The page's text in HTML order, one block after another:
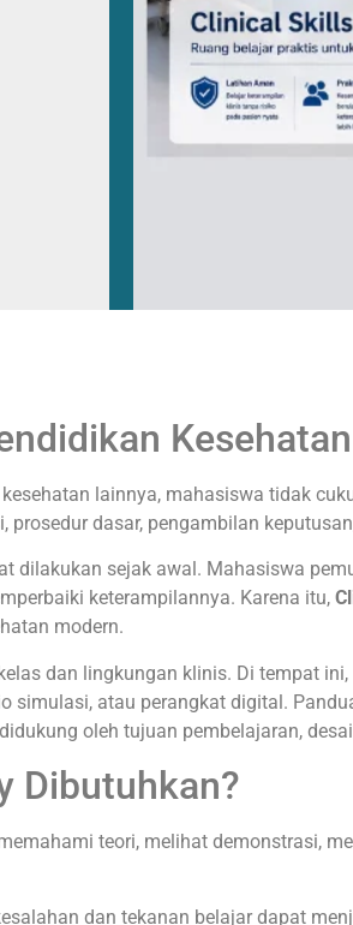
lainnya, mahasiswa tidak
dasar, pengambilan
dilakukan sejak awal. Mahasiswa
keterampilannya. Karena itu,
modern.
dan lingkungan klinis. Di tempat
atau perangkat digital.
oleh tujuan pembelajaran,
Dibutuhkan?
teori, melihat demonstrasi,
dan tekanan belajar dapat